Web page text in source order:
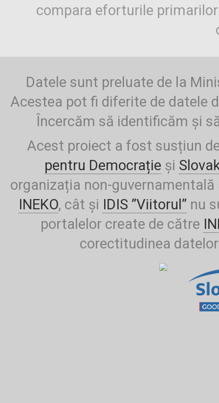
compara eforturile
Datele sunt preluate de la
Acestea pot fi diferite de datele
Încercăm să identificăm și
Acest proiect a fost susțiun
pentru Democrație și
organizația non-
INEKO, cât și IDIS ”Viitorul” nu
portalelor create de către
corectitudinea